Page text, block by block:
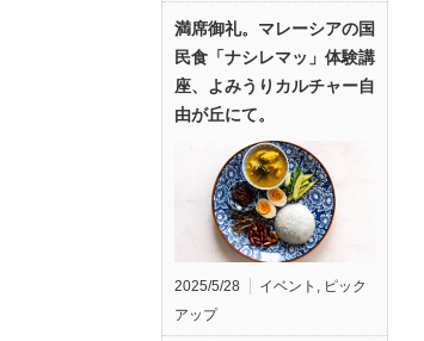
満席御礼。マレーシアの国
民食「ナシレマッ」体験講
座、よみうりカルチャー自
由が丘にて。
2025/5/28 イベント , ピック
アップ